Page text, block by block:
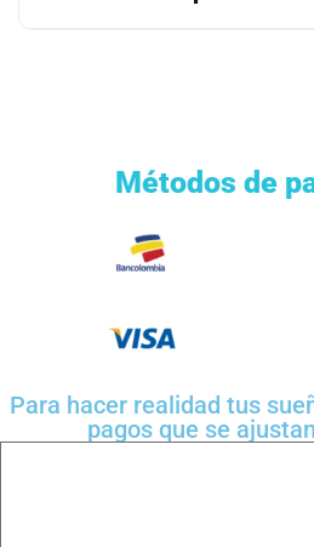
Métodos de
Para hacer realidad tus
pagos que se